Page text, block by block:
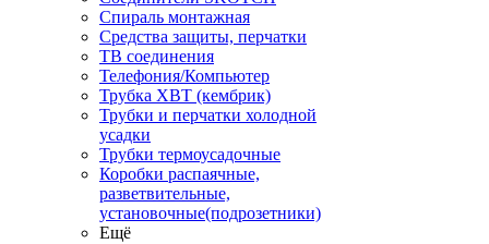
Спираль монтажная
Средства защиты, перчатки
ТВ соединения
Телефония/Компьютер
Трубка ХВТ (кембрик)
Трубки и перчатки холодной
усадки
Трубки термоусадочные
Коробки распаячные,
разветвительные,
установочные(подрозетники)
Ещё